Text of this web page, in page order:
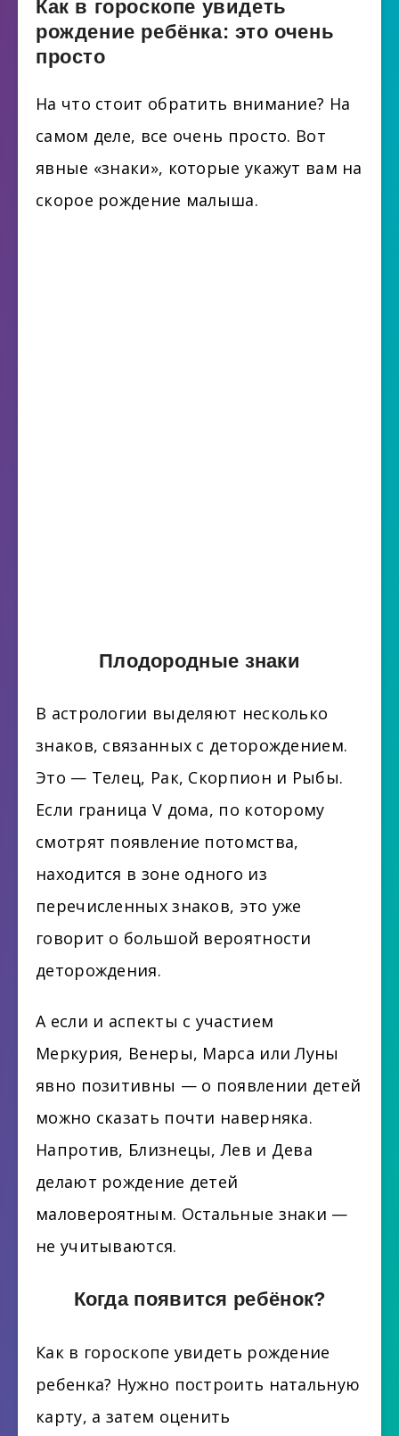
Как в гороскопе увидеть
рождение ребёнка: это очень
просто
На что стоит обратить внимание? На
самом деле, все очень просто. Вот
явные «знаки», которые укажут вам на
скорое рождение малыша.
Плодородные знаки
В астрологии выделяют несколько
знаков, связанных с деторождением.
Это — Телец, Рак, Скорпион и Рыбы.
Если граница V дома, по которому
смотрят появление потомства,
находится в зоне одного из
перечисленных знаков, это уже
говорит о большой вероятности
деторождения.
А если и аспекты с участием
Меркурия, Венеры, Марса или Луны
явно позитивны — о появлении детей
можно сказать почти наверняка.
Напротив, Близнецы, Лев и Дева
делают рождение детей
маловероятным. Остальные знаки —
не учитываются.
Когда появится ребёнок?
Как в гороскопе увидеть рождение
ребенка? Нужно построить натальную
карту, а затем оценить